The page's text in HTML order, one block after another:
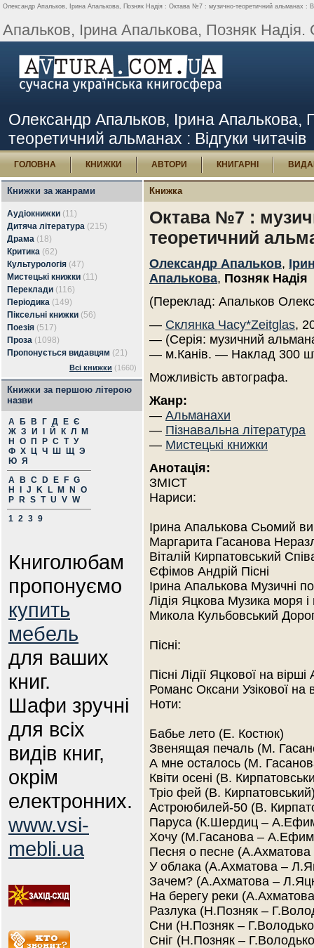
Олександр Апальков, Ірина Апалькова, Позняк Надія : Октава №7 : музично-теоретичний альманах :
Апальков, Ірина Апалькова, Позняк
Олександр Апальков, Ірина
теоретичний альманах : Відгуки читачів
ГОЛОВНА КНИЖКИ АВТОРИ КНИГАРНІ
Книжки за жанрами
Аудіокнижки (11)
Дитяча література (215)
Драма (18)
Критика (62)
Культурологія (47)
Мистецькі книжки (11)
Переклади (116)
Періодика (149)
Піксельні книжки (56)
Поезія (517)
Проза (1098)
Пропонується видавцям (21)
Всі книжки (1660)
Книжки за першою літерою
назви
А Б В Г Д Е Є
Ж З И Й К Л
М
Н
О П Р С Т У
Ф Х Ц Ч Ш Щ Э
Ю Я
A
B C D E F G
H
J K L M N
O
P
R S T U V W
1 2 3 9
Книголюбам
пропонуємо
купить
мебель
для ваших
книг.
Шафи зручні
для всіх
видів книг,
окрім
електронних.
www.vsi-
mebli.ua
Книжка
Октава №7 :
теоретичний
Олександр Апальков,
Апалькова, Позняк Надія
(Переклад: Апальков
— Склянка Часу*Zeitglas,
— (Серія: музичний
— м.Канів. — Наклад 300
Можливість автографа.
Жанр:
— Альманахи
— Пізнавальна література
— Мистецькі книжки
Анотація:
ЗМІСТ
Нариси:
Ірина Апалькова Сьомий
Маргарита Гасанова
Віталій Кирпатовський
Єфімов Андрій Пісні
Ірина Апалькова Музичні
Лідія Яцкова Музика моря і
Микола Кульбовський
Пісні:
Пісні Лідії Яцкової на
Романс Оксани Узікової на
Ноти:
Бабье лето (Е. Костюк)
Звенящая печаль (М.
А мне осталось (М.
Квіти осені (В.
Тріо фей (В.
Астроюбилей-50 (В.
Паруса (К.Шердиц –
Хочу (М.Гасанова –
Песня о песне
У облака (А.Ахматова –
Зачем? (А.Ахматова –
На берегу реки
Разлука (Н.Позняк –
Сни (Н.Позняк –
Сніг (Н.Позняк –